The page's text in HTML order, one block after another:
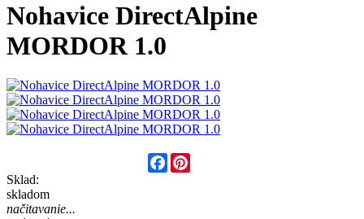
Nohavice DirectAlpine
MORDOR 1.0
Facebook
Sklad:
skladom
načitavanie...